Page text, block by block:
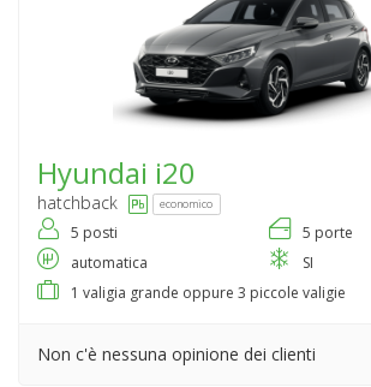
Hyundai i20
hatchback economico
5 posti
5 porte
automatica
SI
1 valigia grande oppure 3 piccole valigie
Non c'è nessuna opinione dei clienti